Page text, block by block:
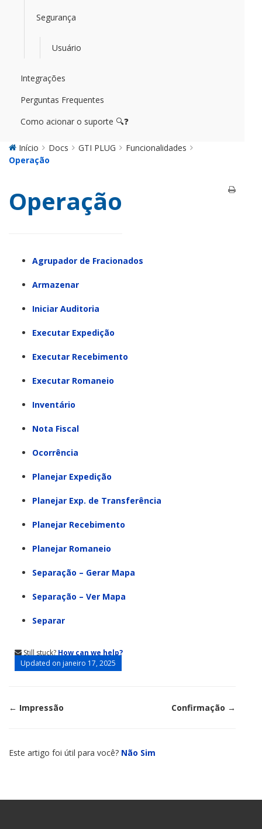
Segurança
Usuário
Integrações
Perguntas Frequentes
Como acionar o suporte 🔍❓
Início Docs GTI PLUG
Funcionalidades
Operação
Operação
Agrupador de Fracionados
Armazenar
Iniciar Auditoria
Executar Expedição
Executar Recebimento
Executar Romaneio
Inventário
Nota Fiscal
Ocorrência
Planejar Expedição
Planejar Exp. de Transferência
Planejar Recebimento
Planejar Romaneio
Separação – Gerar Mapa
Separação – Ver Mapa
Separar
Still stuck? How can we help?
Updated on janeiro 17, 2025
Doc
← Impressão Confirmação →
Este artigo foi útil para você? Não Sim